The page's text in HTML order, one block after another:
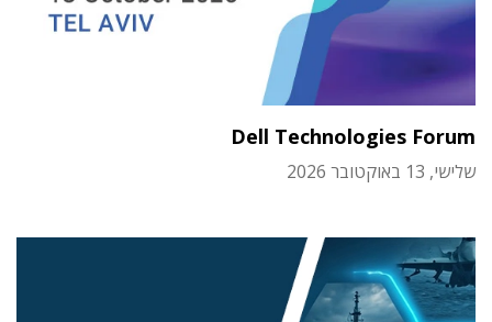
Dell Technologies Forum
שלישי, 13 באוקטובר 2026